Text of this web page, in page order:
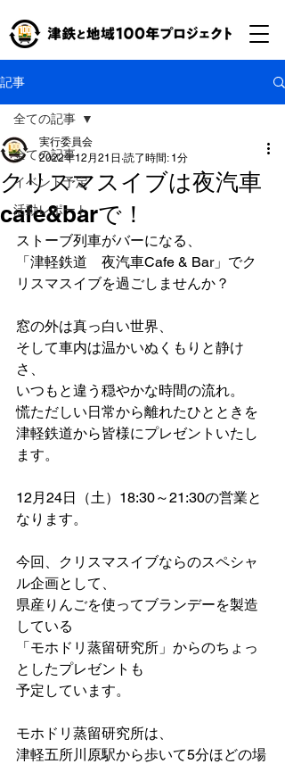
記事
全ての記事
イベント予定
活動レポート
全ての記事
クリスマスイブは夜汽車
cafe&barで！
実行委員会
2022年12月21日 読了時間: 1分
ストーブ列車がバーになる、
「津軽鉄道　夜汽車Cafe & Bar」でク
リスマスイブを過ごしませんか？
窓の外は真っ白い世界、
そして車内は温かいぬくもりと静け
さ、
いつもと違う穏やかな時間の流れ。
慌ただしい日常から離れたひとときを
津軽鉄道から皆様にプレゼントいたし
ます。
12月24日（土）18:30～21:30の営業と
なります。
今回、クリスマスイブならのスペシャ
ル企画として、
県産りんごを使ってブランデーを製造
している
「モホドリ蒸留研究所」からのちょっ
としたプレゼントも
予定しています。
モホドリ蒸留研究所は、
津軽五所川原駅から歩いて5分ほどの場